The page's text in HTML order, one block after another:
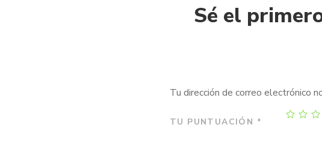
Sé el
Tu dirección de correo electrónico
TU PUNTUACIÓN *